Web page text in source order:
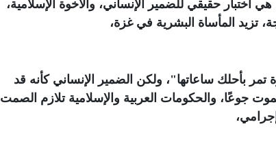
حقيقي للضمير الإنساني، والأخوة الإسلامية،
تزيد المأساة البشرية في غزة،
بأحلك ساعاتها"، ولكن الضمير الإنساني كأنه قد
جوعًا، والحكومات العربية والإسلامية تلازم الصمت